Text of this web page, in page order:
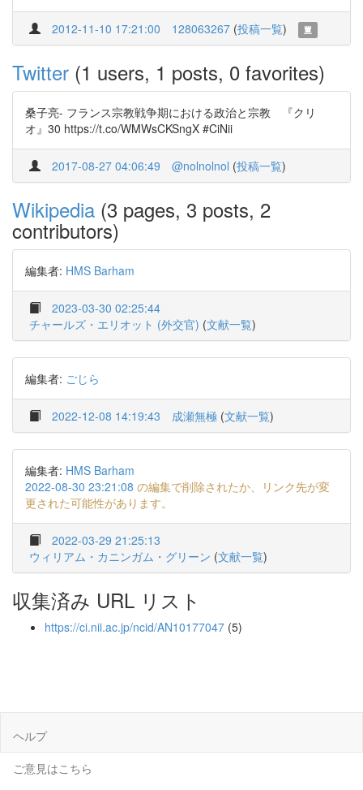
2012-11-10 17:21:00 128063267 (投稿一覧)
Twitter (1 users, 1 posts, 0 favorites)
桑子亮- フランス宗教戦争期における政治と宗教 『クリ
オ』30 https://t.co/WMWsCKSngX #CiNii
2017-08-27 04:06:49 @nolnolnol (投稿一覧)
Wikipedia (3 pages, 3 posts, 2
contributors)
編集者: HMS Barham
2023-03-30 02:25:44
チャールズ・エリオット (外交官) (文献一覧)
編集者: ごじら
2022-12-08 14:19:43 成瀬無極 (文献一覧)
編集者: HMS Barham
2022-08-30 23:21:08 の編集で削除されたか、リンク先が変
更された可能性があります。
2022-03-29 21:25:13
ウィリアム・カニンガム・グリーン (文献一覧)
収集済み URL リスト
https://ci.nii.ac.jp/ncid/AN10177047 (5)
ヘルプ
ご意見はこちら